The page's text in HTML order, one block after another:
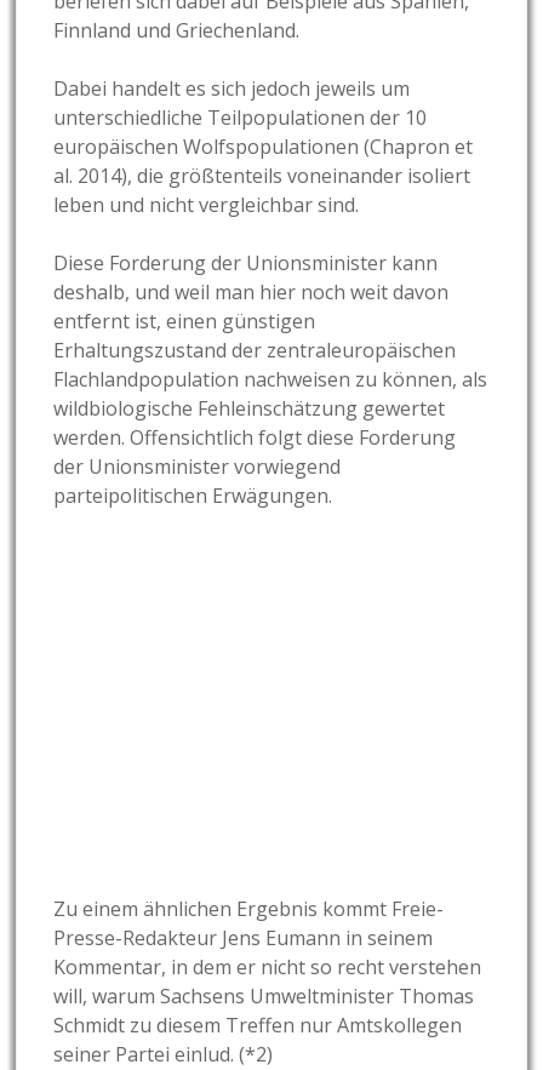
Finnland und Griechenland.
Dabei handelt es sich jedoch jeweils um
unterschiedliche Teilpopulationen der 10
europäischen Wolfspopulationen (Chapron et
al. 2014), die größtenteils voneinander isoliert
leben und nicht vergleichbar sind.
Diese Forderung der Unionsminister kann
deshalb, und weil man hier noch weit davon
entfernt ist, einen günstigen
Erhaltungszustand der zentraleuropäischen
Flachlandpopulation nachweisen zu können, als
wildbiologische Fehleinschätzung gewertet
werden. Offensichtlich folgt diese Forderung
der Unionsminister vorwiegend
parteipolitischen Erwägungen.
Zu einem ähnlichen Ergebnis kommt Freie-
Presse-Redakteur Jens Eumann in seinem
Kommentar, in dem er nicht so recht verstehen
will, warum Sachsens Umweltminister Thomas
Schmidt zu diesem Treffen nur Amtskollegen
seiner Partei einlud. (*2)